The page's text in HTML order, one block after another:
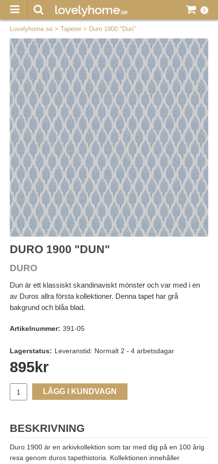
0
Lovelyhome.se > Tapeter > Duro 1900 "Dun"
DURO 1900 "DUN"
DURO
Dun är ett klassiskt skandinaviskt mönster och var med i en
av Duros allra första kollektioner. Denna tapet har grå
bakgrund och blåa blad.
Artikelnummer: 391-05
Lagerstatus: Leveranstid: Normalt 2 - 4 arbetsdagar
895kr
LÄGG I KUNDVAGN
BESKRIVNING
Duro 1900 är en arkivkollektion som tar med dig på en 100 årig
resa genom duros tapethistoria. Kollektionen innehåller